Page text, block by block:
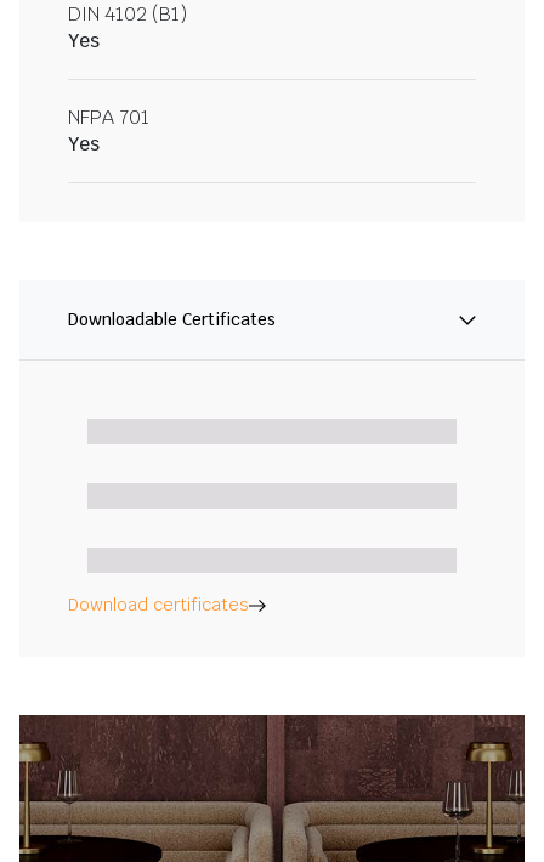
DIN 4102 (B1)
Yes
NFPA 701
Yes
Downloadable Certificates
Download certificates